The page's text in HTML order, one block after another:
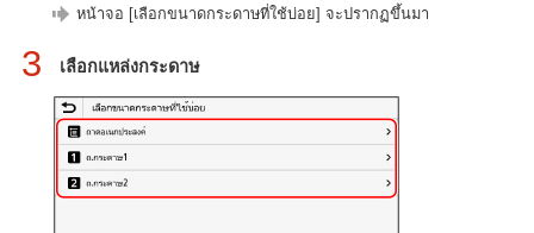
หน้าจอ [เลือกขนาดกระดาษที่ใช้บ่อย] จะปรากฏขึ้นมา
3 เลือกแหล่งกระดาษ